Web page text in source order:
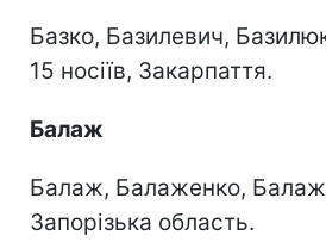
Базко, Базилевич,
15 носіїв, Закарпаття.
Балаж
Балаж, Балаженко,
Запорізька область.